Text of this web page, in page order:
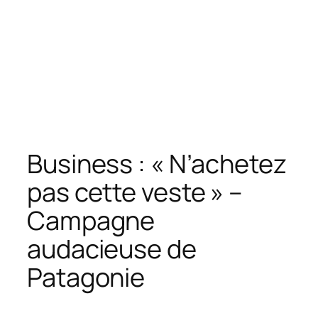
Business : « N’achetez
pas cette veste » –
Campagne
audacieuse de
Patagonie